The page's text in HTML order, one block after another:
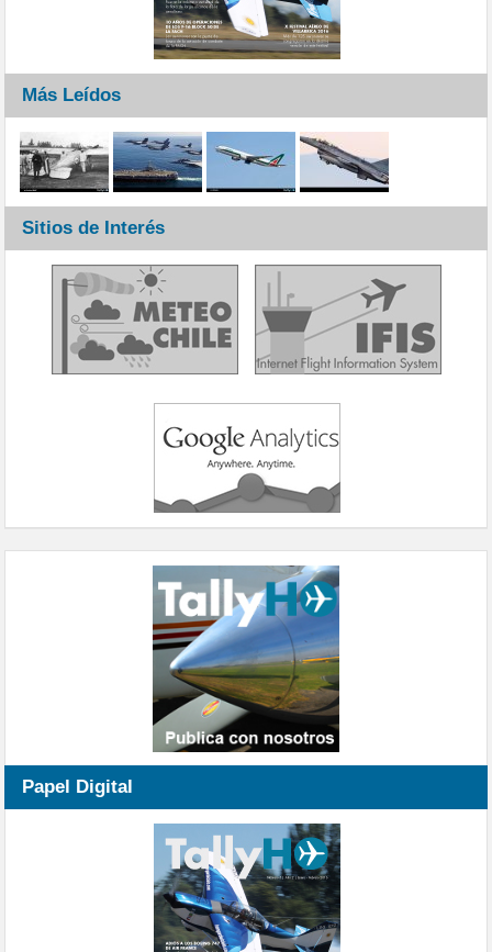
Más Leídos
Sitios de Interés
Papel Digital